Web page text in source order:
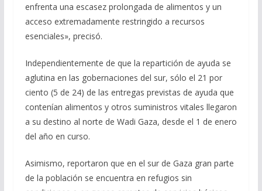
enfrenta una escasez prolongada de alimentos y un
acceso extremadamente restringido a recursos
esenciales», precisó.
Independientemente de que la repartición de ayuda se
aglutina en las gobernaciones del sur, sólo el 21 por
ciento (5 de 24) de las entregas previstas de ayuda que
contenían alimentos y otros suministros vitales llegaron
a su destino al norte de Wadi Gaza, desde el 1 de enero
del año en curso.
Asimismo, reportaron que en el sur de Gaza gran parte
de la población se encuentra en refugios sin